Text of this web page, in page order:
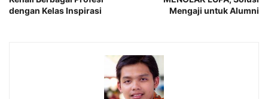
dengan Kelas Inspirasi
Mengaji untuk Alumni